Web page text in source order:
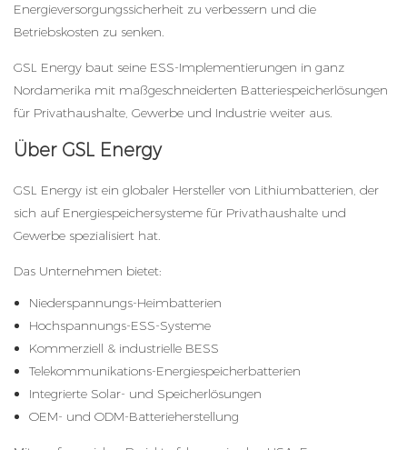
Energieversorgungssicherheit zu verbessern und die
Betriebskosten zu senken.
GSL Energy baut seine ESS-Implementierungen in ganz
Nordamerika mit maßgeschneiderten Batteriespeicherlösungen
für Privathaushalte, Gewerbe und Industrie weiter aus.
Über GSL Energy
GSL Energy ist ein globaler Hersteller von Lithiumbatterien, der
sich auf Energiespeichersysteme für Privathaushalte und
Gewerbe spezialisiert hat.
Das Unternehmen bietet:
Niederspannungs-Heimbatterien
Hochspannungs-ESS-Systeme
Kommerziell &industrielle BESS
Telekommunikations-Energiespeicherbatterien
Integrierte Solar- und Speicherlösungen
OEM- und ODM-Batterieherstellung